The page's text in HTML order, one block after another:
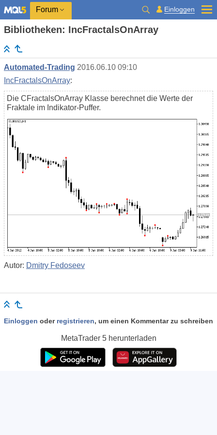
Forum Einloggen
Bibliotheken: IncFractalsOnArray
Automated-Trading 2016.06.10 09:10
IncFractalsOnArray:
Die CFractalsOnArray Klasse berechnet die Werte der
Fraktale im Indikator-Puffer.
Autor: Dmitry Fedoseev
Einloggen oder registrieren, um einen Kommentar zu schreiben
MetaTrader 5herunterladen